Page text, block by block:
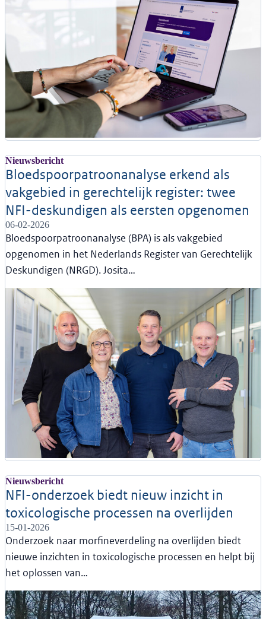
Nieuwsbericht
Bloedspoorpatroonanalyse erkend als
vakgebied in gerechtelijk register: twee
NFI-deskundigen als eersten opgenomen
06-02-2026
Bloedspoorpatroonanalyse (BPA) is als vakgebied
opgenomen in het Nederlands Register van Gerechtelijk
Deskundigen (NRGD). Josita…
Nieuwsbericht
NFI-onderzoek biedt nieuw inzicht in
toxicologische processen na overlijden
15-01-2026
Onderzoek naar morfineverdeling na overlijden biedt
nieuwe inzichten in toxicologische processen en helpt bij
het oplossen van…